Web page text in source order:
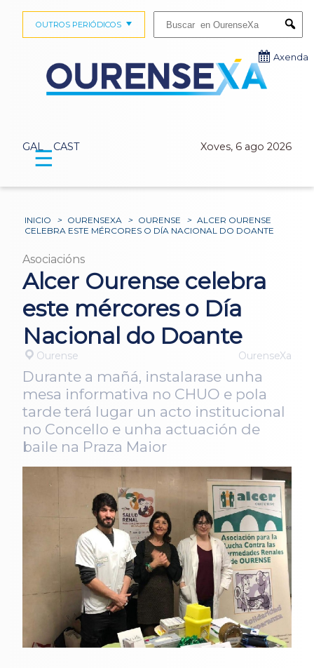
GAL CAST Xoves, 6 ago 2026
OUTROS PERIÓDICOS
Axenda
☰
INICIO > OURENSEXA > OURENSE > ALCER OURENSE
CELEBRA ESTE MÉRCORES O DÍA NACIONAL DO DOANTE
Asociacións
Alcer Ourense celebra
este mércores o Día
Nacional do Doante
Ourense OurenseXa
Durante a mañá, instalarase unha
mesa informativa no CHUO e pola
tarde terá lugar un acto institucional
no Concello e unha actuación de
baile na Praza Maior